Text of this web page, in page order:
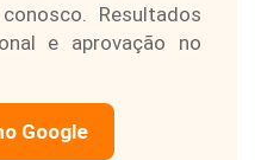
Resultados
e aprovação no
Google